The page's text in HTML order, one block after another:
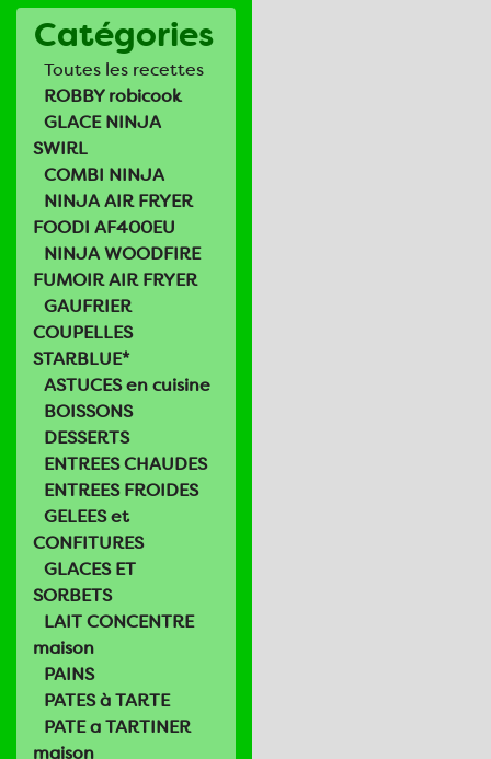
Catégories
Toutes les recettes
ROBBY robicook
GLACE NINJA
SWIRL
COMBI NINJA
NINJA AIR FRYER
FOODI AF400EU
NINJA WOODFIRE
FUMOIR AIR FRYER
GAUFRIER
COUPELLES
STARBLUE*
ASTUCES en cuisine
BOISSONS
DESSERTS
ENTREES CHAUDES
ENTREES FROIDES
GELEES et
CONFITURES
GLACES ET
SORBETS
LAIT CONCENTRE
maison
PAINS
PATES à TARTE
PATE a TARTINER
maison